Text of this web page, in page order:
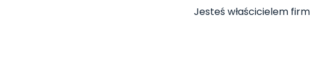
Jesteś właścicielem